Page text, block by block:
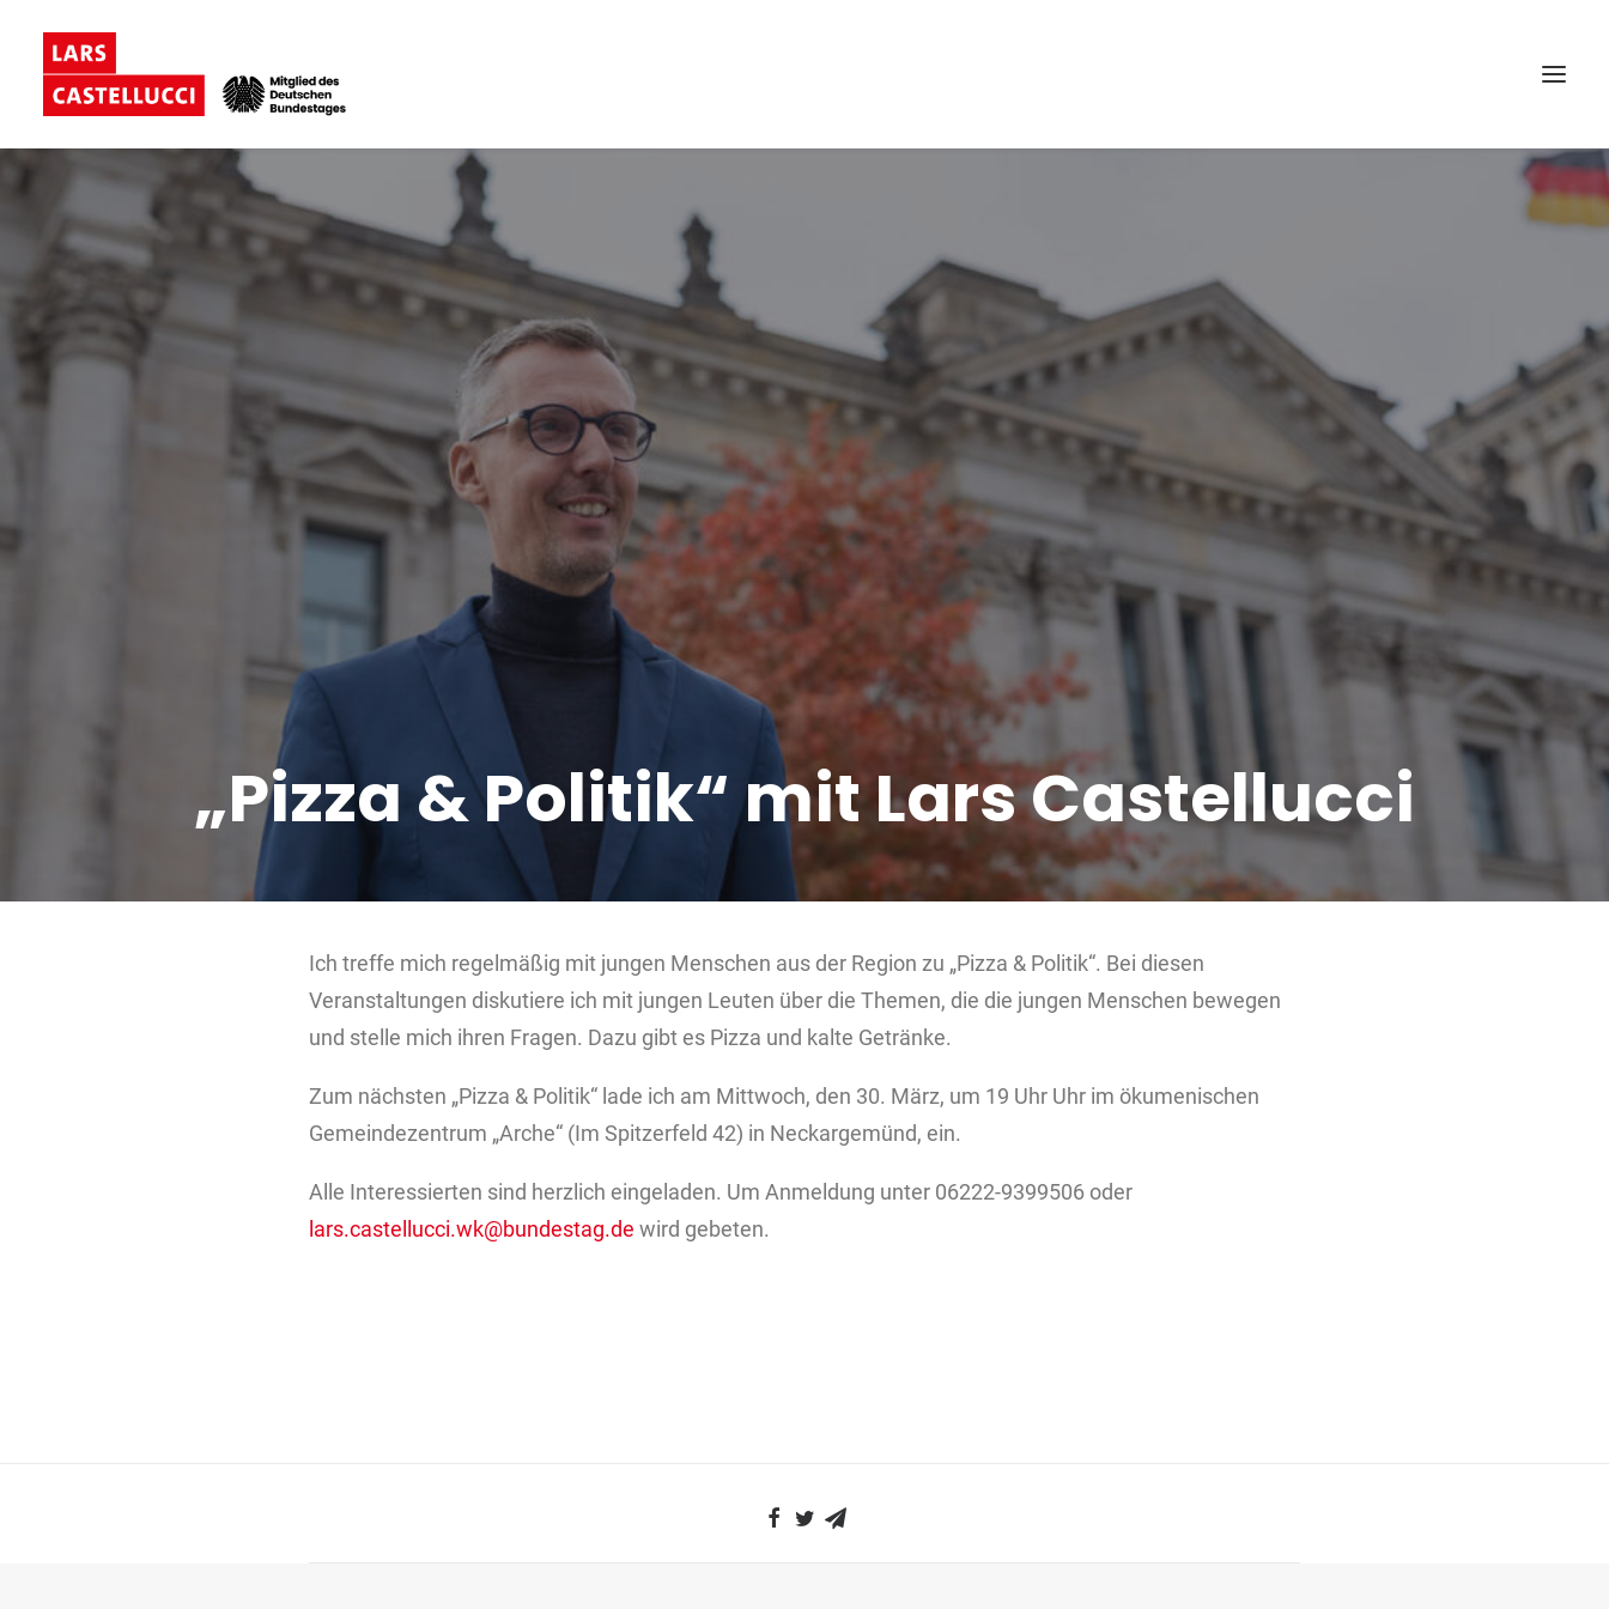
„Pizza & Politik“ mit Lars Castellucci
Ich treffe mich regelmäßig mit jungen Menschen aus der Region zu „Pizza & Politik“. Bei diesen
Veranstaltungen diskutiere ich mit jungen Leuten über die Themen, die die jungen Menschen bewegen
und stelle mich ihren Fragen. Dazu gibt es Pizza und kalte Getränke.
Zum nächsten „Pizza & Politik“ lade ich am Mittwoch, den 30. März, um 19 Uhr Uhr im ökumenischen
Gemeindezentrum „Arche“ (Im Spitzerfeld 42) in Neckargemünd, ein.
Alle Interessierten sind herzlich eingeladen. Um Anmeldung unter 06222-9399506 oder
lars.castellucci.wk@bundestag.de wird gebeten.